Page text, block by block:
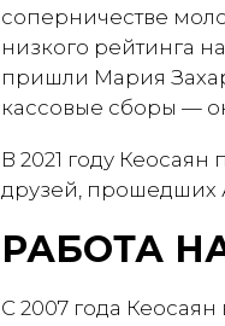
соперничестве
низкого рейтинга
пришли Мария
кассовые сборы —
В 2021 году
друзей, прошедших
РАБОТА
С 2007 года